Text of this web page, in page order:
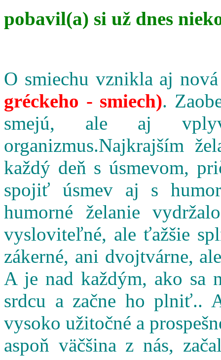
pobavil(a) si už dnes
O smiechu vznikla aj
gréckeho - smiech).
smejú, ale aj
organizmus.Najkrajším
každý deň s úsmevom,
spojiť úsmev aj s
humorné želanie
vysloviteľné, ale ťažšie
zákerné, ani dvojtvárne,
A je nad každým, ako sa
srdcu a začne ho plniť..
vysoko užitočné a
aspoň väčšina z nás,